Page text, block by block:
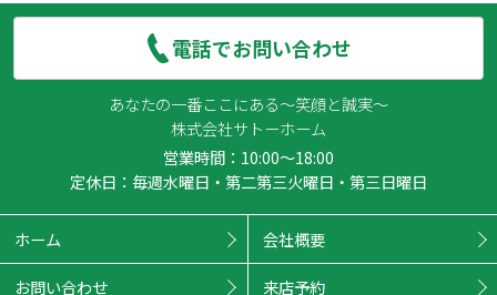
電話でお問い合わせ
あなたの一番ここにある～笑顔と誠実～
株式会社サトーホーム
営業時間：10:00～18:00
定休日：毎週水曜日・第二第三火曜日・第三日曜日
ホーム 会社概要
お問い合わせ 来店予約